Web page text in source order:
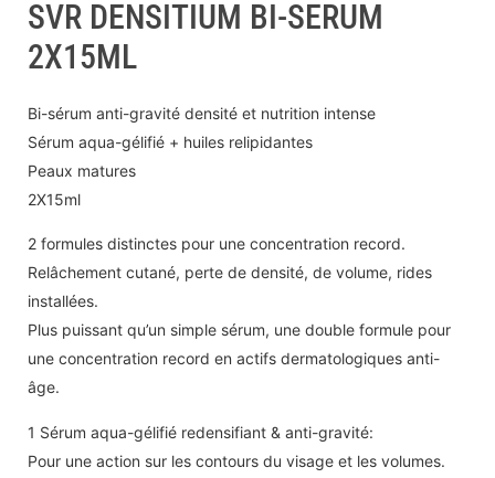
SVR DENSITIUM BI-SERUM
2X15ML
Bi-sérum anti-gravité densité et nutrition intense
Sérum aqua-gélifié + huiles relipidantes
Peaux matures
2X15ml
2 formules distinctes pour une concentration record.
Relâchement cutané, perte de densité, de volume, rides
installées.
Plus puissant qu’un simple sérum, une double formule pour
une concentration record en actifs dermatologiques anti-
âge.
1 Sérum aqua-gélifié redensifiant & anti-gravité:
Pour une action sur les contours du visage et les volumes.